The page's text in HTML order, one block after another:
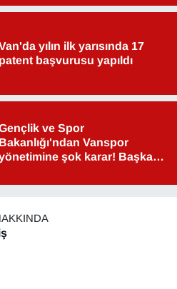
yılın ilk yarısında 17
patent başvurusu yapıldı
ve Spor
Bakanlığı'ndan Vanspor
şok karar! Başkan